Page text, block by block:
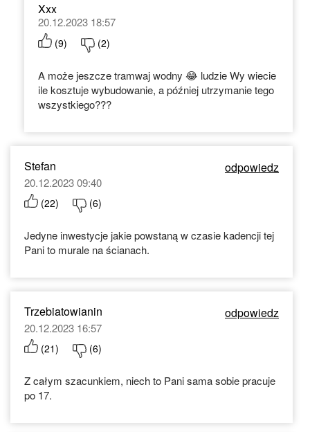
Xxx
20.12.2023 18:57
(9) (2)
A może jeszcze tramwaj wodny 😂 ludzie Wy wiecie
ile kosztuje wybudowanie, a później utrzymanie tego
wszystkiego???
Stefan odpowiedz
20.12.2023 09:40
(22) (6)
Jedyne inwestycje jakie powstaną w czasie kadencji tej
Pani to murale na ścianach.
Trzebiatowianin odpowiedz
20.12.2023 16:57
(21) (6)
Z całym szacunkiem, niech to Pani sama sobie pracuje
po 17.